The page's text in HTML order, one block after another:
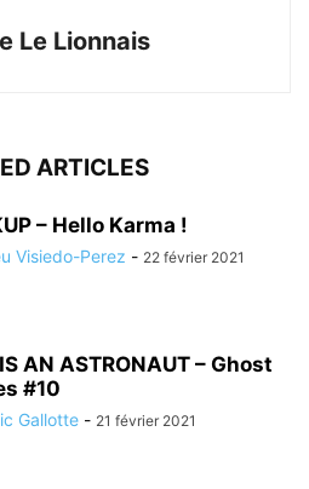
Le Lionnais
ARTICLES
– Hello Karma !
Visiedo-Perez - 22 février 2021
AN ASTRONAUT – Ghost
#10
Gallotte - 21 février 2021